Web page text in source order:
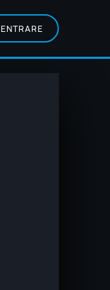
ENTRARE